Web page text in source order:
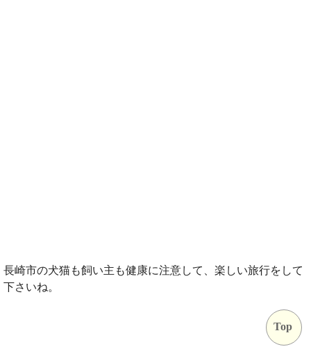
長崎市の犬猫も飼い主も健康に注意して、楽しい旅行をして
下さいね。
Top